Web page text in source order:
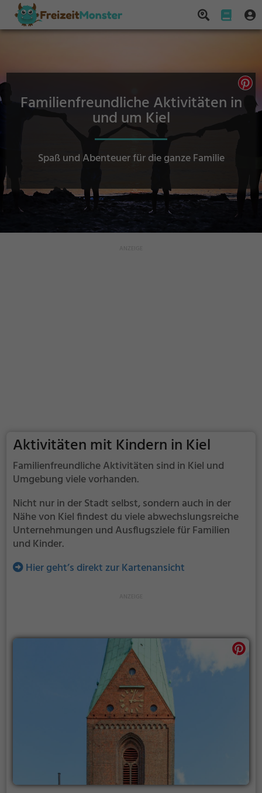
Familienfreundliche Aktivitäten in
und um Kiel
Spaß und Abenteuer für die ganze Familie
Aktivitäten mit Kindern in Kiel
Familienfreundliche Aktivitäten sind in Kiel und
Umgebung viele vorhanden.
Nicht nur in der Stadt selbst, sondern auch in der
Nähe von Kiel findest du viele abwechslungsreiche
Unternehmungen und Ausflugsziele für Familien
und Kinder.
Hier geht’s direkt zur Kartenansicht